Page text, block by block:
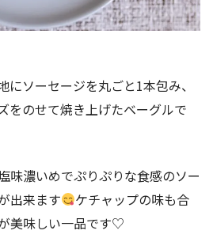
にソーセージを丸ごと1本包み、
をのせて焼き上げたベーグルで
味濃いめでぷりぷりな食感のソー
出来ます
ケチャップの味も合
美味しい一品です♡